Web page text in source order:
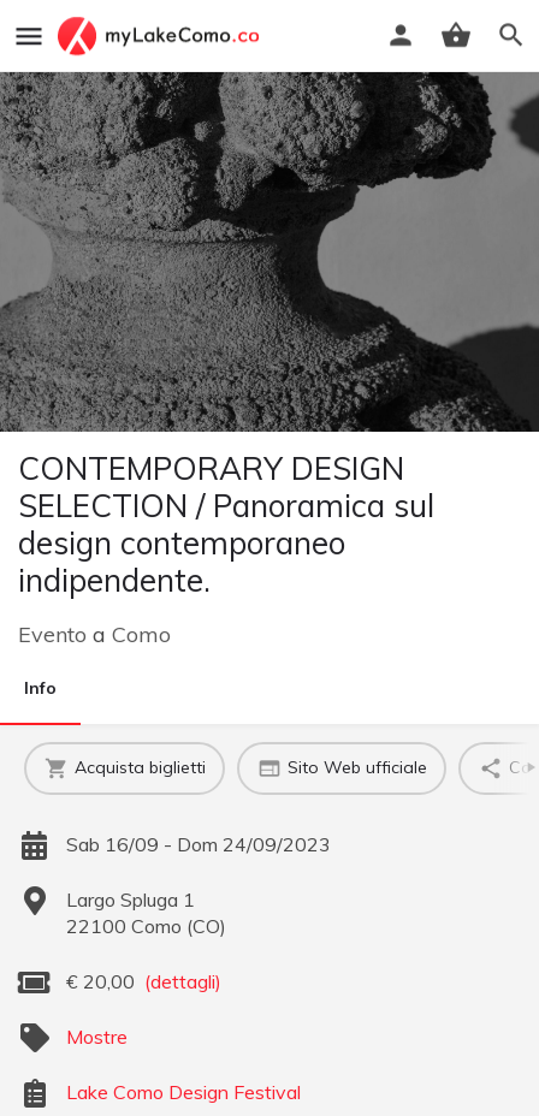
CONTEMPORARY DESIGN
SELECTION / Panoramica sul
design contemporaneo
indipendente.
Evento a Como
Info
Acquista biglietti Sito Web ufficiale
Sab 16/09 - Dom 24/09/2023
Largo Spluga 1
22100 Como (CO)
€ 20,00 (dettagli)
Mostre
Lake Como Design Festival